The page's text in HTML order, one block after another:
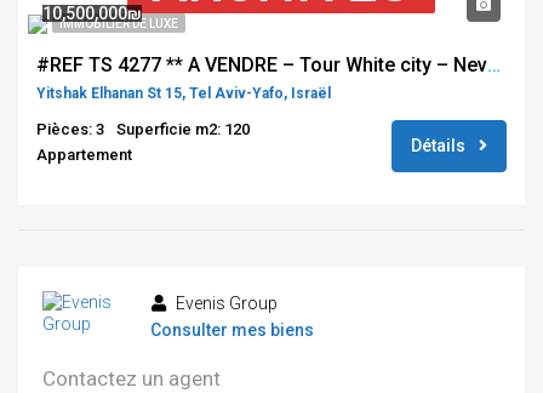
IMMOBILIER DE LUXE
10,500,000₪
#REF TS 4277 ** A VENDRE – Tour White city – Neve Tsedek ***
Yitshak Elhanan St 15, Tel Aviv-Yafo, Israël
Pièces: 3
Superficie m2: 120
Appartement
Détails
Evenis Group
Consulter mes biens
Contactez un agent